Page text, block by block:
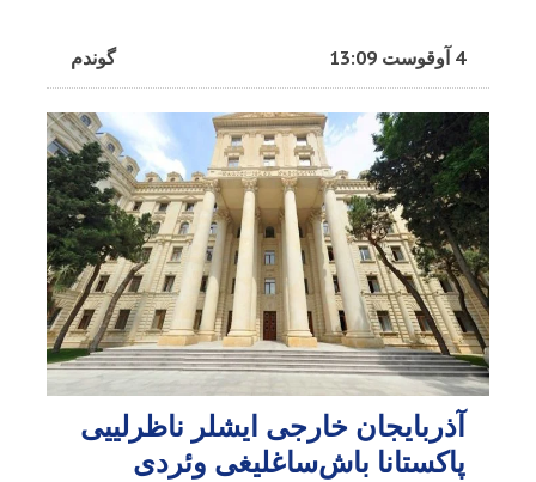
گوندم 4 آوقوست 13:09
آذربایجان خارجی ایشلر ناظرلییی
پاکستانا باش‌ساغلیغی وئردی